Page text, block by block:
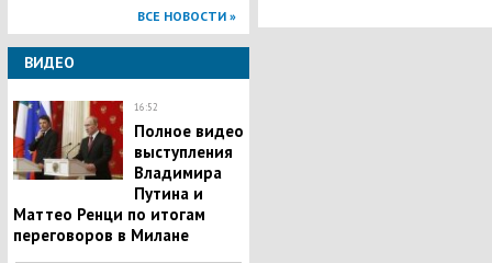
ВСЕ НОВОСТИ »
ВИДЕО
16:52
Полное видео
выступления
Владимира
Путина и
Маттео Ренци по итогам
переговоров в Милане